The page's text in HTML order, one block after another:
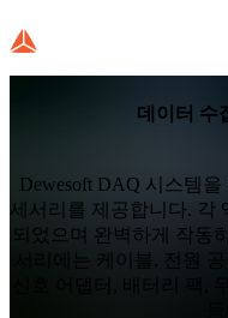
데이터 수
Dewesoft DAQ 시스템
세서리를 제공합니다. 각
되었으며 완벽하게 작동
서리에는 케이블, 전원